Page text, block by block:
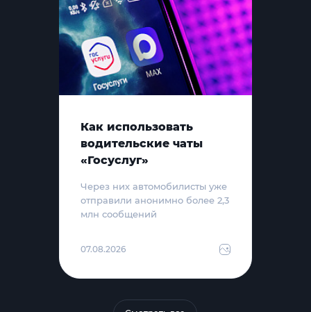
Как использовать
водительские чаты
«Госуслуг»
Через них автомобилисты уже
отправили анонимно более 2,3
млн сообщений
07.08.2026